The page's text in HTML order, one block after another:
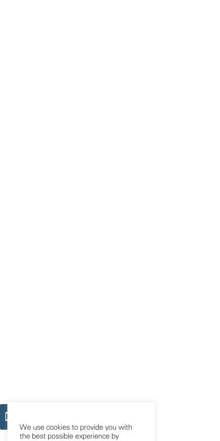
We use cookies to provide you with
the best possible experience by